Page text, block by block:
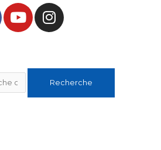
Y
o
b
e
I
n
a
g
r
Recherche